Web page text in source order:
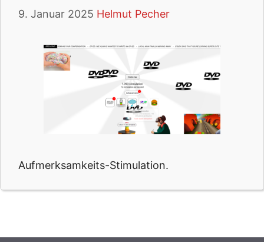
9. Januar 2025 Helmut Pecher
Aufmerksamkeits-Stimulation.